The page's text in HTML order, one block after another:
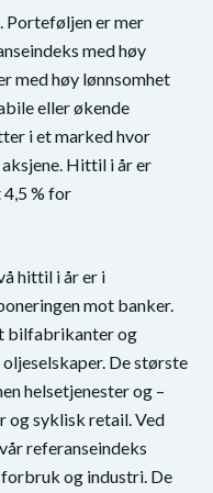
Porteføljen er mer
med høy
med høy lønnsomhet
eller økende
i et marked hvor
Hittil i år er
% for
hittil i år er i
mot banker.
bilfabrikanter og
De største
helsetjenester og –
og syklisk retail. Ved
referanseindeks
og industri. De